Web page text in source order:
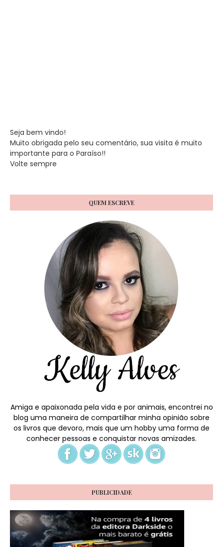
Seja bem vindo!
Muito obrigada pelo seu comentário, sua visita é muito
importante para o Paraíso!!
Volte sempre
QUEM ESCREVE
Amiga e apaixonada pela vida e por animais, encontrei no
blog uma maneira de compartilhar minha opinião sobre
os livros que devoro, mais que um hobby uma forma de
conhecer pessoas e conquistar novas amizades.
PUBLICIDADE